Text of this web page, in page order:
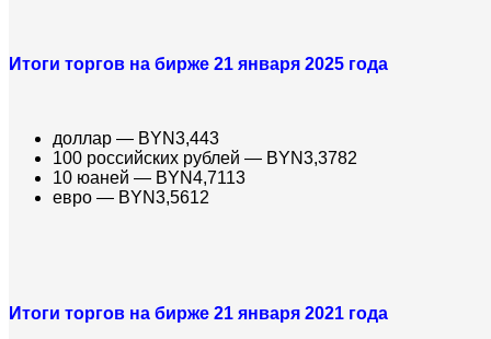
Итоги торгов на бирже 21 января 2025 года
доллар — BYN3,443
100 российских рублей — BYN3,3782
10 юаней — BYN4,7113
евро — BYN3,5612
Итоги торгов на бирже 21 января 2021 года